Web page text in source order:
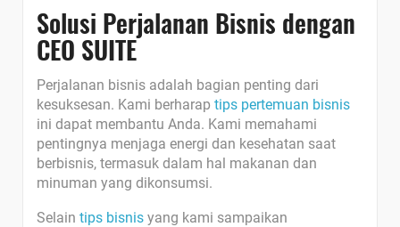
Solusi Perjalanan Bisnis dengan
CEO SUITE
Perjalanan bisnis adalah bagian penting dari
kesuksesan. Kami berharap tips pertemuan bisnis
ini dapat membantu Anda. Kami memahami
pentingnya menjaga energi dan kesehatan saat
berbisnis, termasuk dalam hal makanan dan
minuman yang dikonsumsi.
Selain tips bisnis yang kami sampaikan